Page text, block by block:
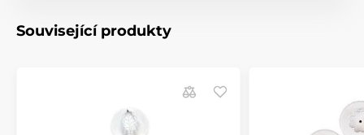
Související produkty